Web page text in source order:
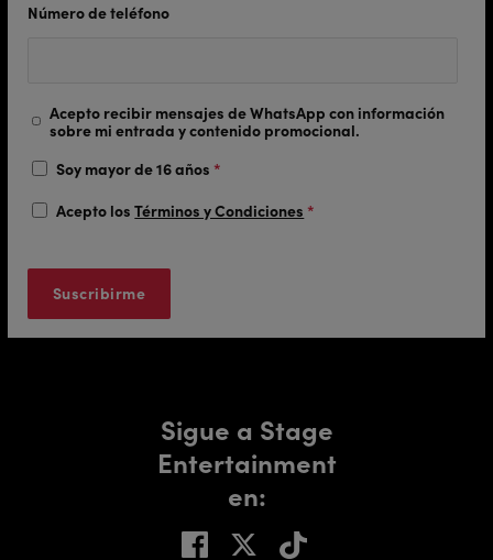
Número de teléfono
Acepto recibir mensajes de WhatsApp con información
sobre mi entrada y contenido promocional.
Soy mayor de 16 años *
Acepto losTérminos y Condiciones *
Sigue a Stage
Entertainment
en: